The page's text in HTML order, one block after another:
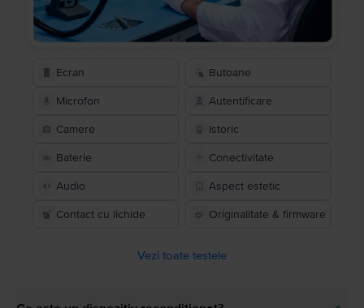
Ecran Butoane
Microfon Autentificare
Camere Istoric
Baterie Conectivitate
Audio Aspect estetic
Contact cu lichide Originalitate & firmware
Vezi toate testele